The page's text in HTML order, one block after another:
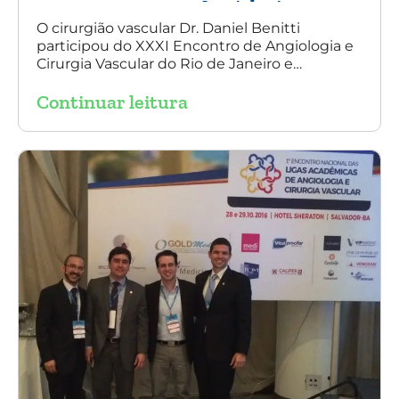
Angiologia e
Cirurgia Vascular
do Rio de Janeiro
O cirurgião vascular Dr. Daniel Benitti
participou do XXXI Encontro de Angiologia e
Cirurgia Vascular do Rio de Janeiro e
multilayer no tratamento de aneurisma
Continuar leitura